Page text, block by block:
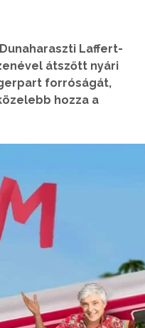
Laffert-
átszőtt nyári
forróságát,
hozza a